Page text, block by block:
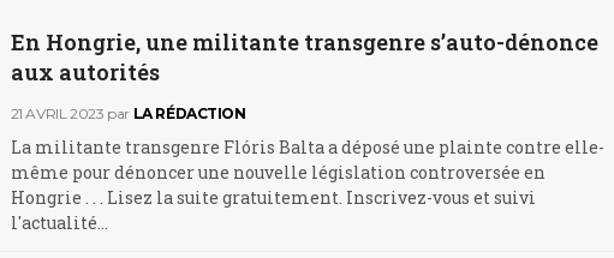
En Hongrie, une militante transgenre s’auto-dénonce
aux autorités
21 AVRIL 2023 par LA RÉDACTION
La militante transgenre Flóris Balta a déposé une plainte contre elle-
même pour dénoncer une nouvelle législation controversée en
Hongrie . . . Lisez la suite gratuitement. Inscrivez-vous et suivi
l'actualité…